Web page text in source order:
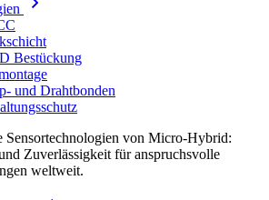
Bestückung
und Drahtbonden
Sensortechnologien von Micro-Hybrid:
Zuverlässigkeit für anspruchsvolle
weltweit.